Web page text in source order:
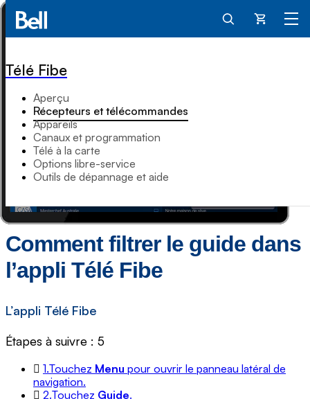
Panier
Télé Fibe
Aperçu
Récepteurs et télécommandes
Appareils
Canaux et programmation
Télé à la carte
Options libre-service
Outils de dépannage et aide
Comment filtrer le guide dans
l’appli Télé Fibe
L’appli Télé Fibe
Étapes à suivre : 5
1.Touchez Menu pour ouvrir le panneau latéral de
navigation.
2.Touchez Guide.